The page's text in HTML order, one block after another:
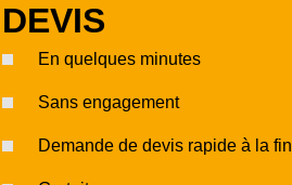
DEVIS
En quelques minutes
Sans engagement
Demande de devis rapide à la fin